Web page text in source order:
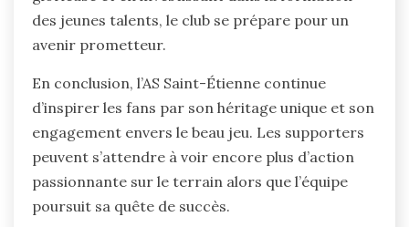
des jeunes talents, le club se prépare pour un
avenir prometteur.
En conclusion, l’AS Saint-Étienne continue
d’inspirer les fans par son héritage unique et son
engagement envers le beau jeu. Les supporters
peuvent s’attendre à voir encore plus d’action
passionnante sur le terrain alors que l’équipe
poursuit sa quête de succès.